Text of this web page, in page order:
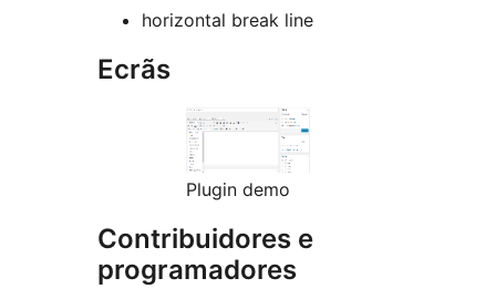
horizontal break line
Ecrãs
Plugin demo
Contribuidores e
programadores